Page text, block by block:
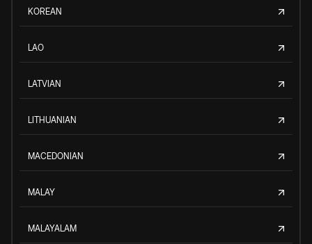
KOREAN
LAO
LATVIAN
LITHUANIAN
MACEDONIAN
MALAY
MALAYALAM